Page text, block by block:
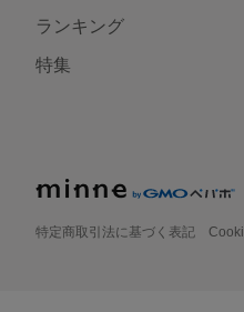
ランキング
特集
特定商取引法に基づく表記